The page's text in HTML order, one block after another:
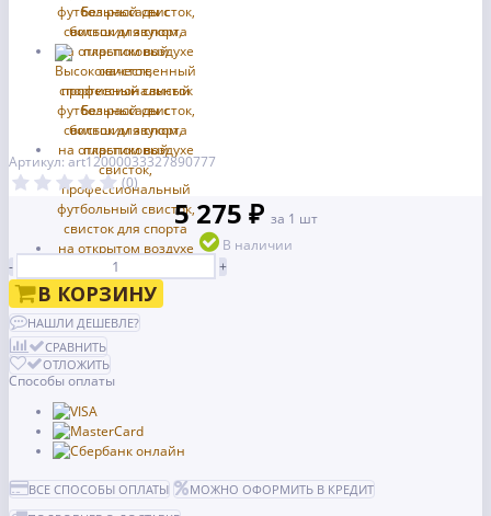
Артикул: art12000033327890777
(0)
5 275 ₽ за 1 шт
В наличии
-
+
В КОРЗИНУ
НАШЛИ ДЕШЕВЛЕ?
СРАВНИТЬ
ОТЛОЖИТЬ
Способы оплаты
ВСЕ СПОСОБЫ ОПЛАТЫ
МОЖНО ОФОРМИТЬ В КРЕДИТ